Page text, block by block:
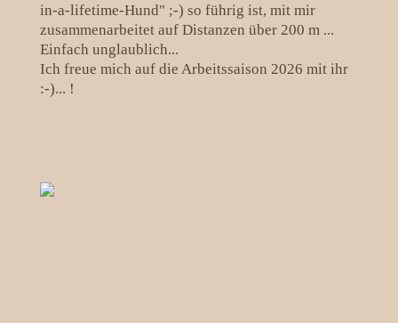
in-a-lifetime-Hund" ;-) so führig ist, mit mir
zusammenarbeitet auf Distanzen über 200 m ...
Einfach unglaublich...
Ich freue mich auf die Arbeitssaison 2026 mit ihr
:-)... !